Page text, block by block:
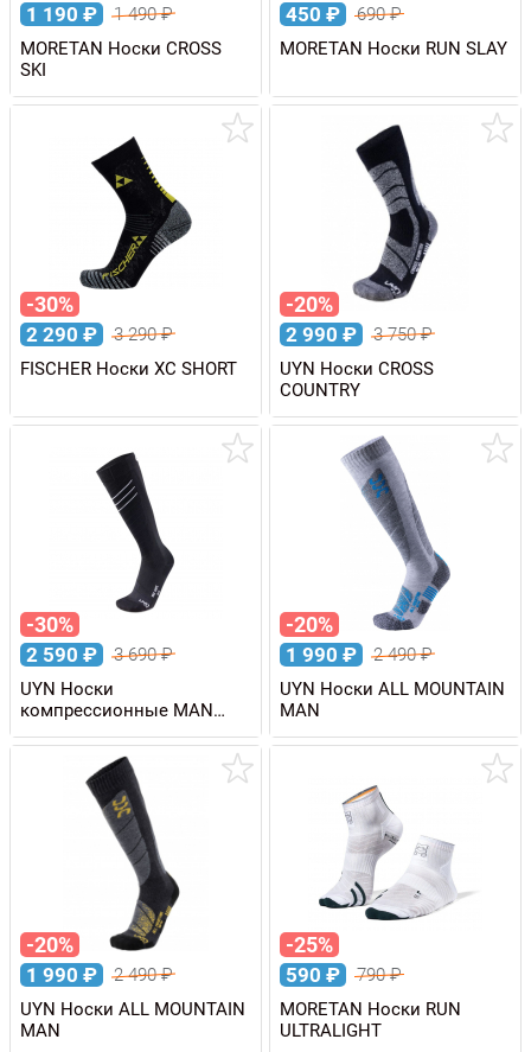
1 190 ₽ 1 490₽
MORETAN Носки CROSS
SKI
450 ₽ 690₽
MORETAN Носки RUN SLAY
-30%
2 290 ₽ 3 290₽
FISCHER Носки XC SHORT
-20%
2 990 ₽ 3 750₽
UYN Носки CROSS
COUNTRY
-30%
2 590 ₽ 3 690₽
UYN Носки
компрессионные MAN
RACE SHAPE
-20%
1 990 ₽ 2 490₽
UYN Носки ALL MOUNTAIN
MAN
-20%
1 990 ₽ 2 490₽
UYN Носки ALL MOUNTAIN
MAN
-25%
590 ₽ 790₽
MORETAN Носки RUN
ULTRALIGHT